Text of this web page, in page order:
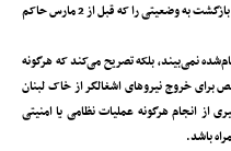
خود را متوقف نخواهد کرد، ضمن اینکه تأکید می‌کند بازگشت به وضعیتی را که قبل از 2 مارس حاکم
نمی‌بیند، بلکه تصریح می‌کند که هرگونه
خروج نیروهای اشغالگر از خاک لبنان
از انجام هرگونه عملیات نظامی یا امنیتی
باشد.